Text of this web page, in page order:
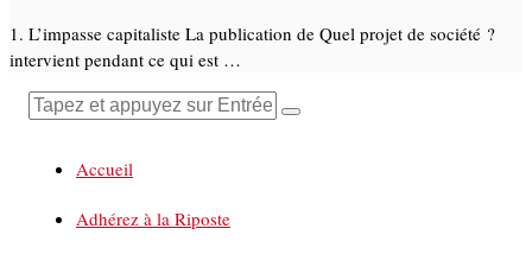
1. L’impasse capitaliste La publication de Quel projet de société ?
intervient pendant ce qui est …
Accueil
Adhérez à la Riposte